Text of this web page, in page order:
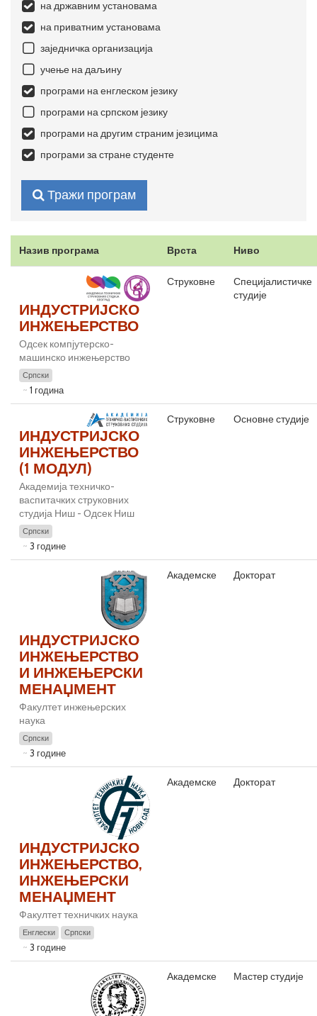
на државним установама
на приватним установама
заједничка организација
учење на даљину
програми на енглеском језику
програми на српском језику
програми на другим страним језицима
програми за стране студенте
Тражи програм
Назив програма Врста Ниво
ИНДУСТРИЈСКО
ИНЖЕЊЕРСТВО
Одсек компјутерско-
машинско инжењерство
Српски
1 година
Струковне
Специјалистичке
студије
ИНДУСТРИЈСКО
ИНЖЕЊЕРСТВО
(1 МОДУЛ)
Академија техничко-
васпитачких струковних
студија Ниш - Одсек Ниш
Српски
3 године
Струковне Основне студије
ИНДУСТРИЈСКО
ИНЖЕЊЕРСТВО
И ИНЖЕЊЕРСКИ
МЕНАЏМЕНТ
Факултет инжењерских
наука
Српски
3 године
Академске Докторат
ИНДУСТРИЈСКО
ИНЖЕЊЕРСТВО,
ИНЖЕЊЕРСКИ
МЕНАЏМЕНТ
Факултет техничких наука
Енглески Српски
3 године
Академске Докторат
Академске Мастер студије